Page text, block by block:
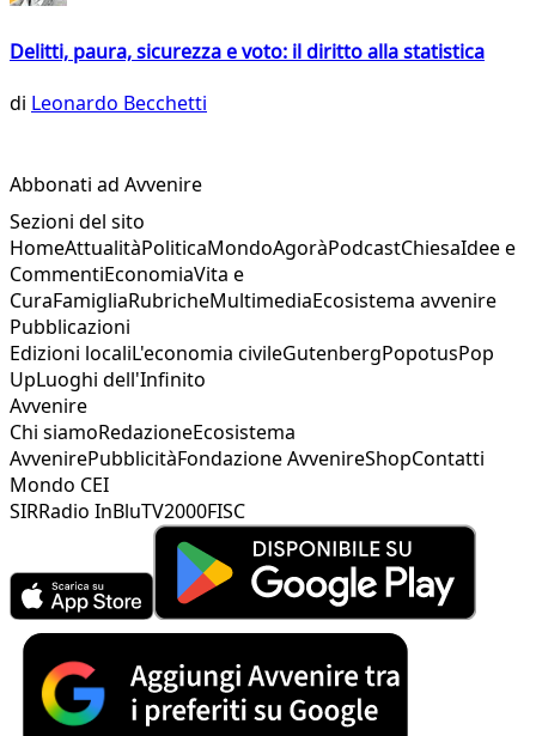
Delitti, paura, sicurezza e voto: il diritto alla statistica
di Leonardo Becchetti
Abbonati ad Avvenire
Sezioni del sito
HomeAttualitàPoliticaMondoAgoràPodcastChiesaIdee e
CommentiEconomiaVita e
CuraFamigliaRubricheMultimediaEcosistema avvenire
Pubblicazioni
Edizioni localiL'economia civileGutenbergPopotusPop
UpLuoghi dell'Infinito
Avvenire
Chi siamoRedazioneEcosistema
AvvenirePubblicitàFondazione AvvenireShopContatti
Mondo CEI
SIRRadio InBluTV2000FISC